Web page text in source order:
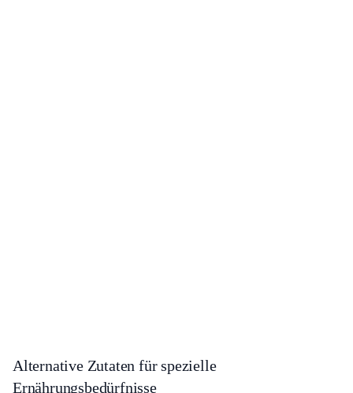
Alternative Zutaten für spezielle
Ernährungsbedürfnisse